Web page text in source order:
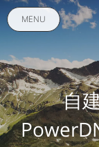
MENU
自